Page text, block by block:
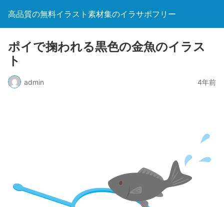
高品質の無料イラスト素材集のイラサポフリー
ポイで掬われる黒色の金魚のイラス
ト
admin 4年前